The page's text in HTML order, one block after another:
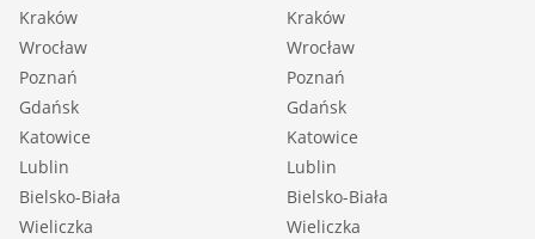
Kraków
Wrocław
Poznań
Gdańsk
Katowice
Lublin
Bielsko-Biała
Wieliczka
Kraków
Wrocław
Poznań
Gdańsk
Katowice
Lublin
Bielsko-Biała
Wieliczka